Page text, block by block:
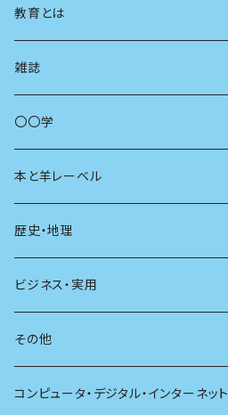
まちづくり
コミュニティ
商いとは
教育とは
雑誌
母の友
ユリイカ
現代思想
新潮
別冊太陽
〇〇学
動物
自然
科学
社会
哲学
本と羊レーベル
電子版（EPub）
電子版（PDF）
歴史・地理
歴史
地理
ビジネス・実用
雷鳥社辞典シリーズ
その他
珈琲
コンピュータ・デジタル・インターネット